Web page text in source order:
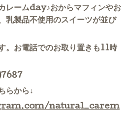
レームday♪おからマフィンやお
乳製品不使用のスイーツが並び
。お電話でのお取り置きも11時
らから↓
natural_carem